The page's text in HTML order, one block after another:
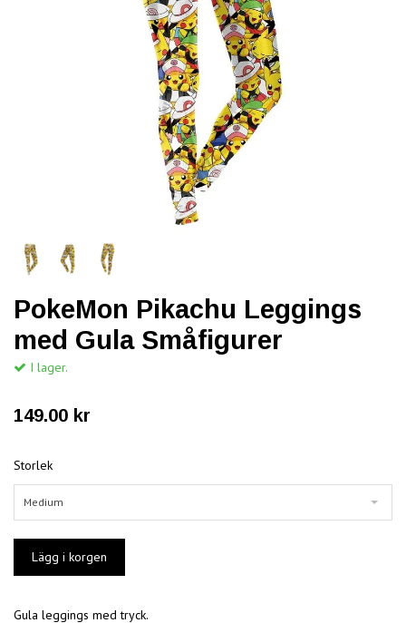
PokeMon Pikachu Leggings
med Gula Småfigurer
I lager.
149.00 kr
Storlek
Medium
Gula leggings med tryck.